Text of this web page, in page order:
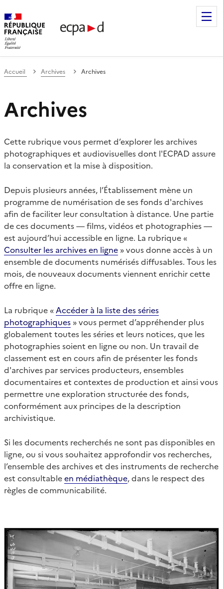
de communication et de production
Accueil Archives Archives
Archives
Cette rubrique vous permet d’explorer les archives
photographiques et audiovisuelles dont l'ECPAD assure
la conservation et la mise à disposition.
Depuis plusieurs années, l’Établissement mène un
programme de numérisation de ses fonds d'archives
afin de faciliter leur consultation à distance. Une partie
de ces documents — films, vidéos et photographies —
est aujourd’hui accessible en ligne. La rubrique «
Consulter les archives en ligne » vous donne accès à un
ensemble de documents numérisés diffusables. Tous les
mois, de nouveaux documents viennent enrichir cette
offre en ligne.
La rubrique « Accéder à la liste des séries
photographiques » vous permet d’appréhender plus
globalement toutes les séries et leurs notices, que les
photographies soient en ligne ou non. Un travail de
classement est en cours afin de présenter les fonds
d'archives par services producteurs, ensembles
documentaires et contextes de production et ainsi vous
permettre une exploration structurée des fonds,
conformément aux principes de la description
archivistique.
Si les documents recherchés ne sont pas disponibles en
ligne, ou si vous souhaitez approfondir vos recherches,
l’ensemble des archives et des instruments de recherche
est consultableen médiathèque, dans le respect des
règles de communicabilité.